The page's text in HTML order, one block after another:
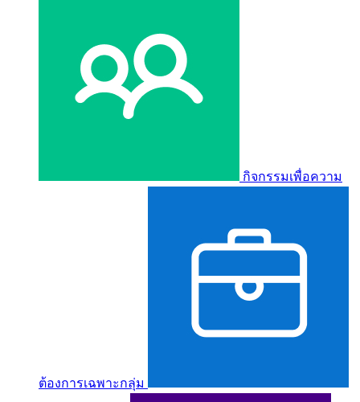
กิจกรรมเพื่อความ
ต้องการเฉพาะกลุ่ม